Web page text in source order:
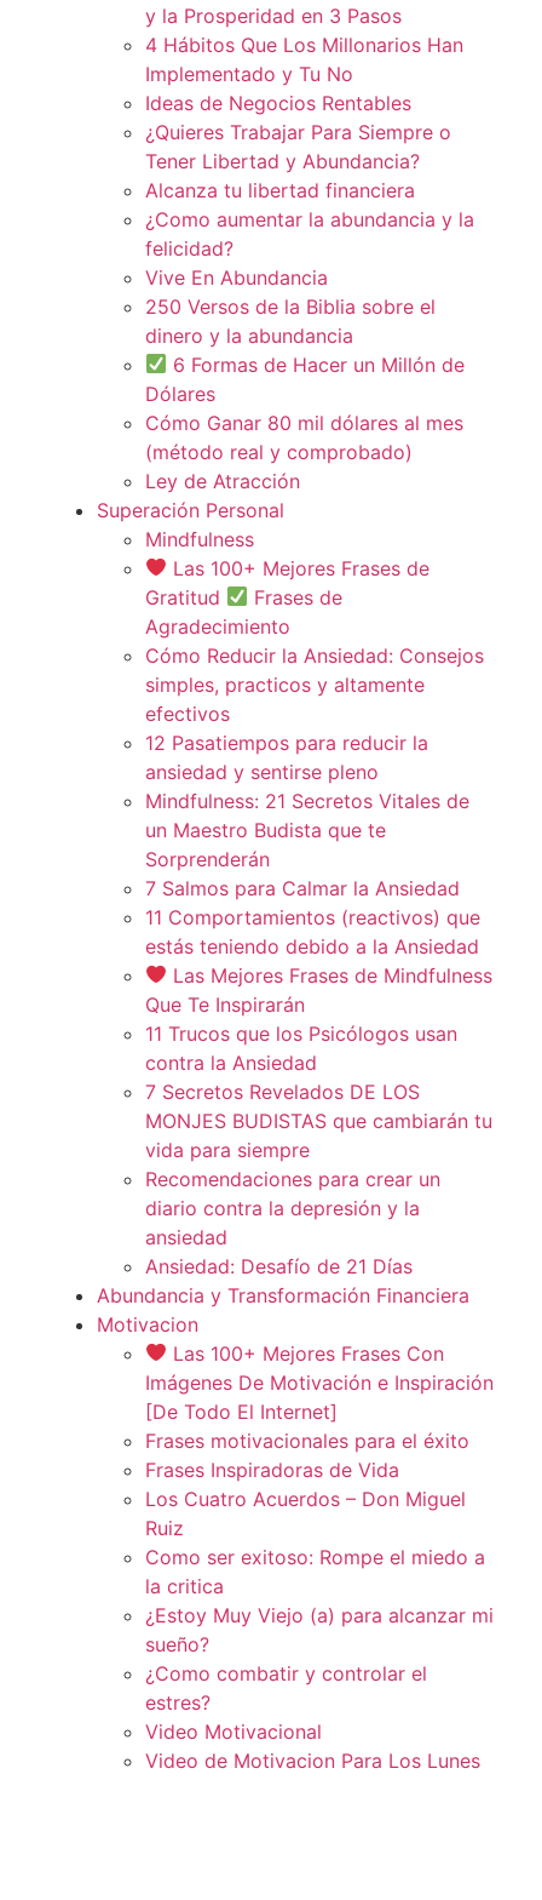
y la Prosperidad en 3 Pasos
4 Hábitos Que Los Millonarios Han
Implementado y Tu No
Ideas de Negocios Rentables
¿Quieres Trabajar Para Siempre o
Tener Libertad y Abundancia?
Alcanza tu libertad financiera
¿Como aumentar la abundancia y la
felicidad?
Vive En Abundancia
250 Versos de la Biblia sobre el
dinero y la abundancia
6 Formas de Hacer un Millón de
Dólares
Cómo Ganar 80 mil dólares al mes
(método real y comprobado)
Ley de Atracción
Superación Personal
Mindfulness
Las 100+ Mejores Frases de
Gratitud
Frases de
Agradecimiento
Cómo Reducir la Ansiedad: Consejos
simples, practicos y altamente
efectivos
12 Pasatiempos para reducir la
ansiedad y sentirse pleno
Mindfulness: 21 Secretos Vitales de
un Maestro Budista que te
Sorprenderán
7 Salmos para Calmar la Ansiedad
11 Comportamientos (reactivos) que
estás teniendo debido a la Ansiedad
Las Mejores Frases de Mindfulness
Que Te Inspirarán
11 Trucos que los Psicólogos usan
contra la Ansiedad
7 Secretos Revelados DE LOS
MONJES BUDISTAS que cambiarán tu
vida para siempre
Recomendaciones para crear un
diario contra la depresión y la
ansiedad
Ansiedad: Desafío de 21 Días
Abundancia y Transformación Financiera
Motivacion
Las 100+ Mejores Frases Con
Imágenes De Motivación e Inspiración
[De Todo El Internet]
Frases motivacionales para el éxito
Frases Inspiradoras de Vida
Los Cuatro Acuerdos – Don Miguel
Ruiz
Como ser exitoso: Rompe el miedo a
la critica
¿Estoy Muy Viejo (a) para alcanzar mi
sueño?
¿Como combatir y controlar el
estres?
Video Motivacional
Video de Motivacion Para Los Lunes